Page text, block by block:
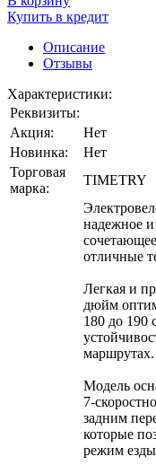
Купить в кредит
Описание
Отзывы
Характеристики:
Реквизиты:
Акция:
Нет
Новинка:
Нет
Торговая
марка:
TIMETRY
надежное и
отличные
Легкая и
дюйм
180 до 190
маршрутах.
Модель
7-
задним
которые
режим